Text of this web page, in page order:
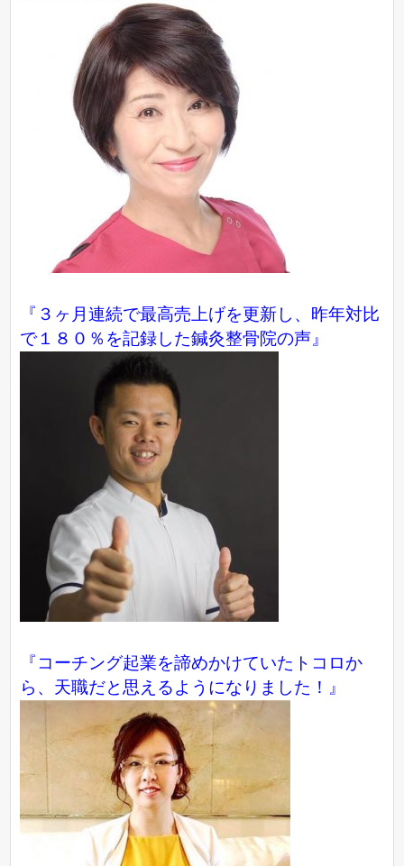
『３ヶ月連続で最高売上げを更新し、昨年対比
で１８０％を記録した鍼灸整骨院の声』
『コーチング起業を諦めかけていたトコロか
ら、天職だと思えるようになりました！』